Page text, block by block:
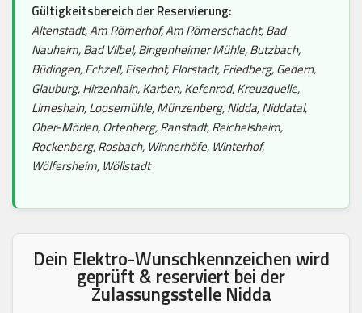
Gültigkeitsbereich der Reservierung:
Altenstadt, Am Römerhof, Am Römerschacht, Bad
Nauheim, Bad Vilbel, Bingenheimer Mühle, Butzbach,
Büdingen, Echzell, Eiserhof, Florstadt, Friedberg, Gedern,
Glauburg, Hirzenhain, Karben, Kefenrod, Kreuzquelle,
Limeshain, Loosemühle, Münzenberg, Nidda, Niddatal,
Ober-Mörlen, Ortenberg, Ranstadt, Reichelsheim,
Rockenberg, Rosbach, Winnerhöfe, Winterhof,
Wölfersheim, Wöllstadt
Dein Elektro-Wunschkennzeichen wird
geprüft & reserviert bei der
Zulassungsstelle Nidda